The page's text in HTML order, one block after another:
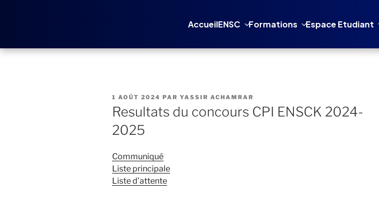
AccueilENSC Formations Espace Etudiant
PUBLIÉ
LE
1 AOÛT 2024 PAR YASSIR ACHAMRAR
Resultats du concours CPI ENSCK 2024-
2025
Communiqué
Liste principale
Liste d’attente